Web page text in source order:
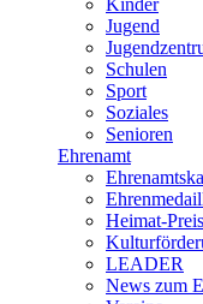
Kinder
Jugend
Schulen
Sport
Soziales
Senioren
Ehrenamt
Heimat-
LEADER
News zum